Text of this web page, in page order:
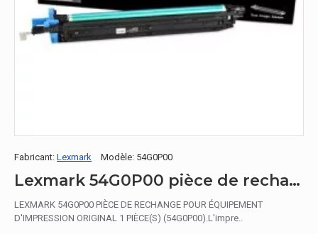
Fabricant: Lexmark Modèle: 54G0P00
Lexmark 54G0P00 pièce de rechange pour équipement d'impression Original 1 pièce(s)
LEXMARK 54G0P00 PIÈCE DE RECHANGE POUR ÉQUIPEMENT
D'IMPRESSION ORIGINAL 1 PIÈCE(S) (54G0P00).L'impre..